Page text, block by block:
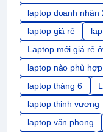
laptop doanh nhân
laptop giá rẻ
Laptop mới giá rẻ
laptop nào phù
laptop tháng 6
laptop thịnh vượng
laptop văn phong